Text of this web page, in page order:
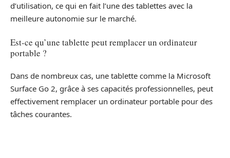
d’utilisation, ce qui en fait l’une des tablettes avec la
meilleure autonomie sur le marché.
Est-ce qu’une tablette peut remplacer un ordinateur
portable ?
Dans de nombreux cas, une tablette comme la Microsoft
Surface Go 2, grâce à ses capacités professionnelles, peut
effectivement remplacer un ordinateur portable pour des
tâches courantes.